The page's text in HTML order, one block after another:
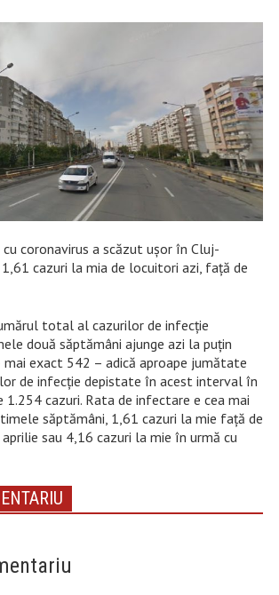
coronavirus a scăzut ușor în Cluj-
cazuri la mia de locuitori azi, față de
total al cazurilor de infecție
două săptămâni ajunge azi la puțin
exact 542 – adică aproape jumătate
de infecție depistate în acest interval în
cazuri. Rata de infectare e cea mai
săptămâni, 1,61 cazuri la mie față de
sau 4,16 cazuri la mie în urmă cu